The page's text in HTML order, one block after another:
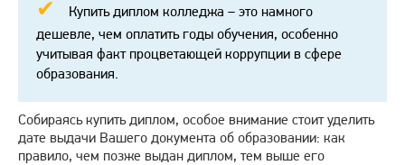
Купить диплом колледжа – это намного
дешевле, чем оплатить годы обучения, особенно
учитывая факт процветающей коррупции в сфере
образования.
Собираясь купить диплом, особое внимание стоит уделить
дате выдачи Вашего документа об образовании: как
правило, чем позже выдан диплом, тем выше его